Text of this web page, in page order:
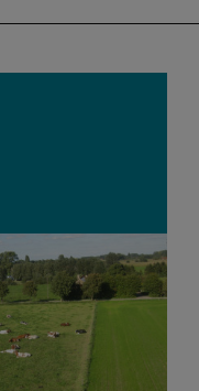
bevestigt
geen nieuwe
verdere
PAS